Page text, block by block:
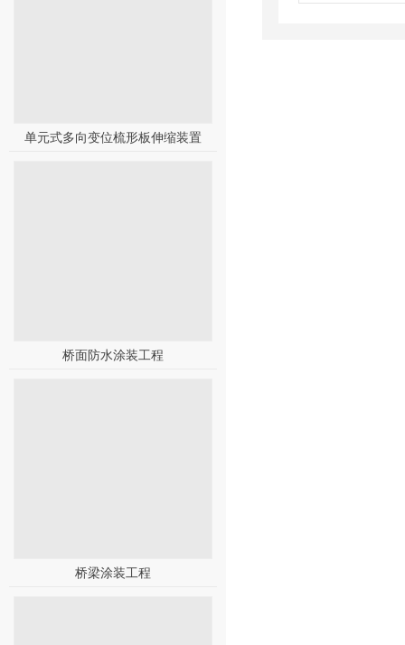
单元式多向变位梳形板伸缩装置
桥面防水涂装工程
桥梁涂装工程